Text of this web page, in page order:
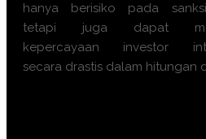
hanya berisiko pada
tetapi juga dapat
kepercayaan investor
secara drastis dalam hitungan